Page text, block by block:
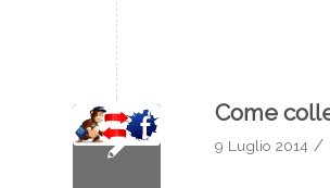
Come
9 Luglio 2014 /